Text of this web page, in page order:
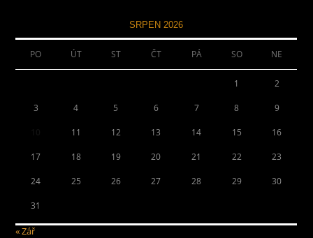
SRPEN 2026
PO ÚT ST ČT PÁ SO NE
1 2
3 4 5 6 7 8 9
11 12 13 14 15 16
17 18 19 20 21 22 23
24 25 26 27 28 29 30
31
« Zář